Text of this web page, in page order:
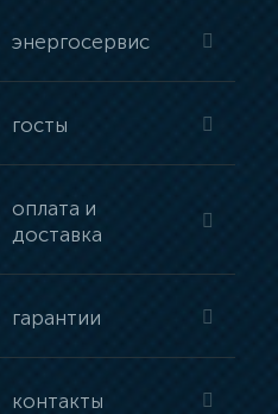
энергосервис
госты
оплата и
доставка
гарантии
контакты